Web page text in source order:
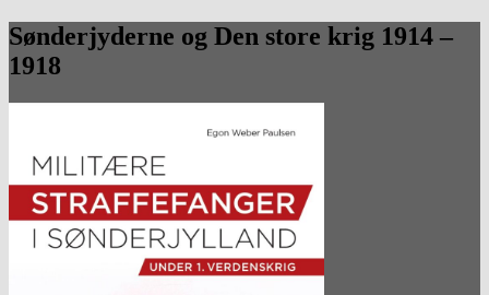
Sønderjyderne og Den store krig 1914 –
1918